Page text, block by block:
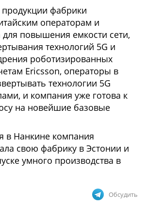
фабрики
операторам и
повышения емкости сети,
технологий 5G и
роботизированных
Ericsson, операторы в
технологии 5G
и компания уже готова к
на новейшие базовые
в Нанкине компания
свою фабрику в Эстонии и
умного производства в
Обсудить